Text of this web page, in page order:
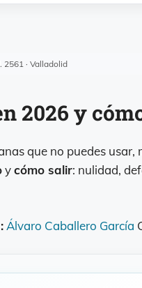
2561 · Valladolid
2026 y
que no puedes
ycómo salir: nulidad,
Álvaro Caballero García